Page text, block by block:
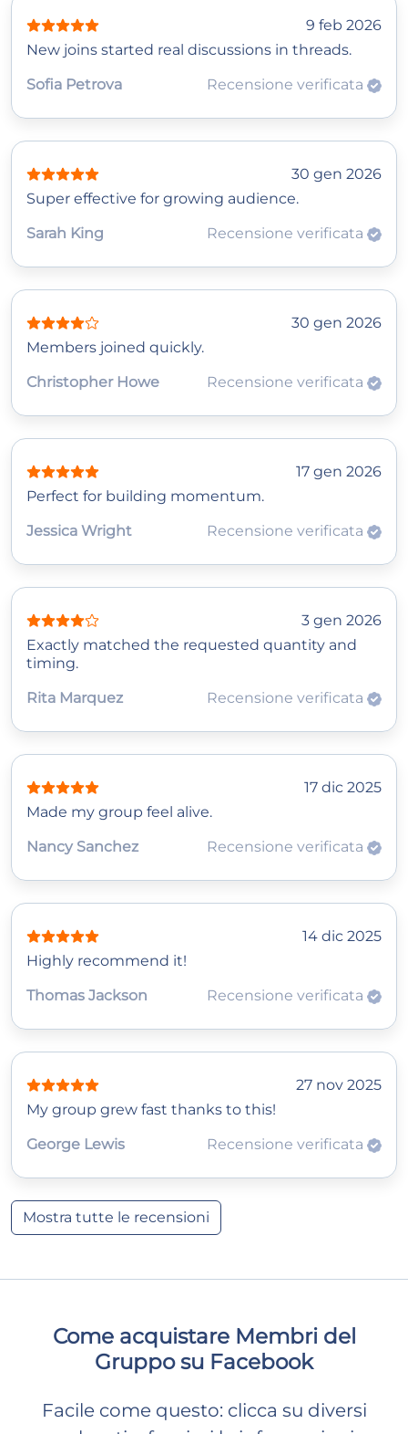
9 feb 2026
New joins started real discussions in threads.
Sofia Petrova
Recensione verificata
30 gen 2026
Super effective for growing audience.
Sarah King
Recensione verificata
30 gen 2026
Members joined quickly.
Christopher Howe
Recensione verificata
17 gen 2026
Perfect for building momentum.
Jessica Wright
Recensione verificata
3 gen 2026
Exactly matched the requested quantity and
timing.
Rita Marquez
Recensione verificata
17 dic 2025
Made my group feel alive.
Nancy Sanchez
Recensione verificata
14 dic 2025
Highly recommend it!
Thomas Jackson
Recensione verificata
27 nov 2025
My group grew fast thanks to this!
George Lewis
Recensione verificata
Mostra tutte le recensioni
Come acquistare Membri del
Gruppo su Facebook
Facile come questo: clicca su diversi